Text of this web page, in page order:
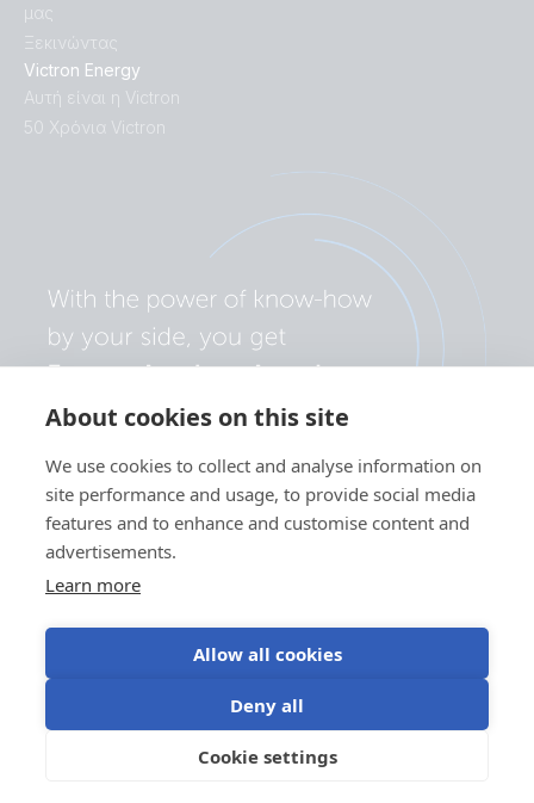
About cookies on this site
We use cookies to collect and analyse information on
site performance and usage, to provide social media
features and to enhance and customise content and
advertisements.
Learn more
Allow all cookies
Deny all
Cookie settings
μας
Ξεκινώντας
Victron Energy
Αυτή είναι η Victron
50 Χρόνια Victron
Πολιτική απορρήτου
©Victron Energy 2026